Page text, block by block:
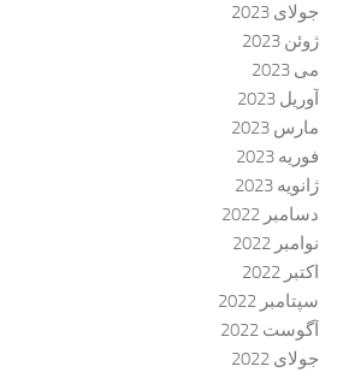
جولای 2023
ژوئن 2023
می 2023
آوریل 2023
مارس 2023
فوریه 2023
ژانویه 2023
دسامبر 2022
نوامبر 2022
اکتبر 2022
سپتامبر 2022
آگوست 2022
جولای 2022